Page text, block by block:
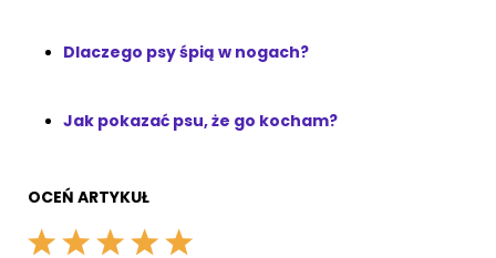
Dlaczego psy śpią w nogach?
Jak pokazać psu, że go kocham?
OCEŃ ARTYKUŁ